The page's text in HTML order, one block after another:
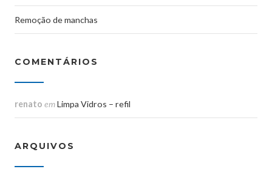
Remoção de manchas
COMENTÁRIOS
renato emLimpa Vidros – refil
ARQUIVOS